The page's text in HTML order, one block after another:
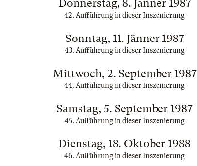
Donnerstag, 8. Jänner 1987
42. Aufführung in dieser Inszenierung
Sonntag, 11. Jänner 1987
43. Aufführung in dieser Inszenierung
Mittwoch, 2. September 1987
44. Aufführung in dieser Inszenierung
Samstag, 5. September 1987
45. Aufführung in dieser Inszenierung
Dienstag, 18. Oktober 1988
46. Aufführung in dieser Inszenierung